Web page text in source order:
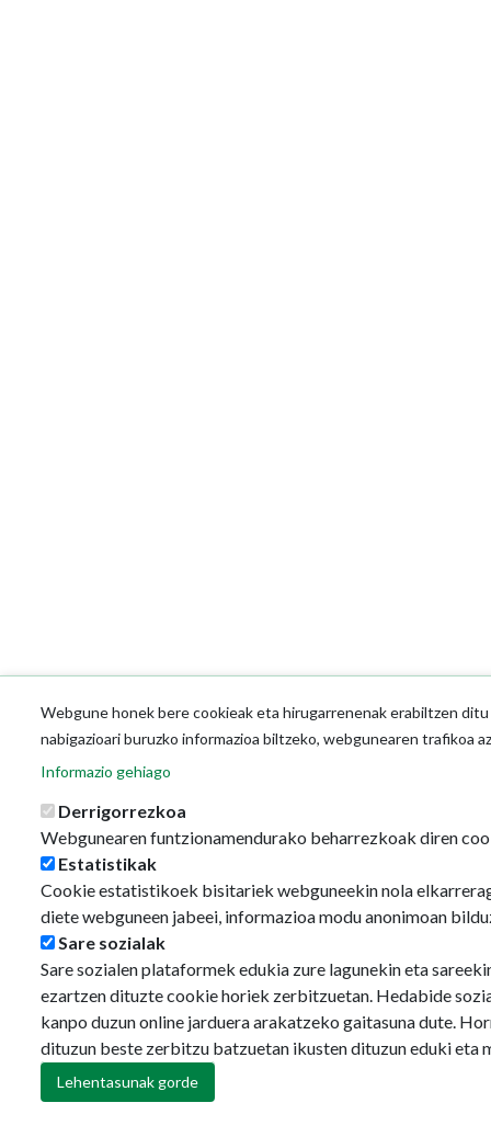
Webgune honek bere cookieak eta hirugarrenenak erabiltzen
nabigazioari buruzko informazioa biltzeko, webgunearen trafikoa
Informazio gehiago
Derrigorrezkoa
Webgunearen funtzionamendurako beharrezkoak diren
Estatistikak
Cookie estatistikoek bisitariek webguneekin nola
diete webguneen jabeei, informazioa modu anonimoan
Sare sozialak
Sare sozialen plataformek edukia zure lagunekin eta
ezartzen dituzte cookie horiek zerbitzuetan. Hedabide
kanpo duzun online jarduera arakatzeko gaitasuna dute.
dituzun beste zerbitzu batzuetan ikusten dituzun eduki eta
Lehentasunak gorde